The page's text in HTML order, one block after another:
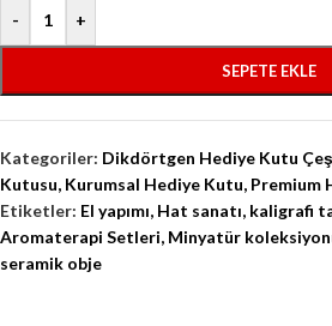
- +
SEPETE EKLE
Kategoriler: Dikdörtgen Hediye Kutu
Kutusu, Kurumsal Hediye Kutu, Premium
Etiketler: El yapımı, Hat sanatı, kaligrafi
Aromaterapi Setleri, Minyatür
seramik obje